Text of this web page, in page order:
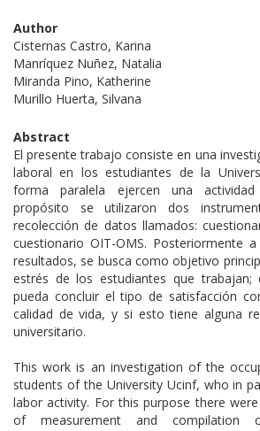
Author
Cisternas Castro, Karina
Manríquez Nuñez, Natalia
Miranda Pino, Katherine
Murillo Huerta, Silvana
Abstract
El presente trabajo consiste en una
laboral en los estudiantes de la
forma paralela ejercen una
propósito se utilizaron dos
recolección de datos llamados:
cuestionario OIT-OMS. Posteriormente
resultados, se busca como objetivo
estrés de los estudiantes que
pueda concluir el tipo de satisfacción
calidad de vida, y si esto tiene alguna
universitario.
This work is an investigation of the
students of the University Ucinf, who in
labor activity. For this purpose there
of measurement and compilation